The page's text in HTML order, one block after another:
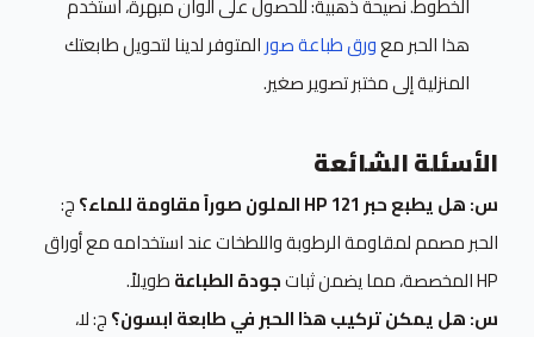
هذا الحبر معورق طباعة صورالمتوفر لدينا لتحويل طابعتك
المنزلية إلى مختبر تصوير صغير.
الأسئلة الشائعة
س: هل يطبع حبر HP 121 الملون صوراً مقاومة للماء؟
ج:
الحبر مصمم لمقاومة الرطوبة واللطخات عند استخدامه مع أوراق
HP المخصصة، مما يضمن ثبات
جودة الطباعةطويلاً.
س: هل يمكن تركيب هذا الحبر في طابعة ابسون؟ج: لا،